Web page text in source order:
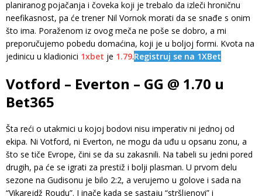
planiranog pojačanja i čoveka koji je trebalo da izleči hroničnu
neefikasnost, pa će trener Nil Vornok morati da se snađe s onim
što ima. Poraženom iz ovog meča ne poše se dobro, a mi
preporučujemo pobedu domaćina, koji je u boljoj formi. Kvota na
jedinicu u kladionici 1xbet je 1.79.Registruj se na 1XBet
Votford – Everton – GG @ 1.70 u
Bet365
Šta reći o utakmici u kojoj bodovi nisu imperativ ni jednoj od
ekipa. Ni Votford, ni Everton, ne mogu da uđu u opsanu zonu, a
što se tiče Evrope, čini se da su zakasnili. Na tabeli su jedni pored
drugih, pa će se igrati za prestiž i bolji plasman. U prvom delu
sezone na Gudisonu je bilo 2:2, a verujemo u golove i sada na
“Vikarejdž Roudu”. I inače kada se sastaju “stršljenovi” i